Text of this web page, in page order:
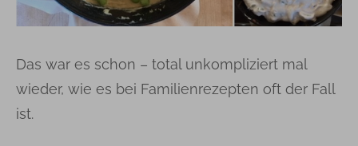
Das war es schon – total unkompliziert mal
wieder, wie es bei Familienrezepten oft der Fall
ist.